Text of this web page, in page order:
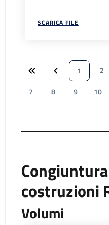
SCARICA FILE
1 2
7
8 9 10
costruzioni
Volumi